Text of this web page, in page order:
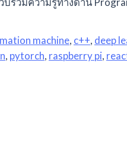
machine, c++, deep
, pytorch, raspberry pi,